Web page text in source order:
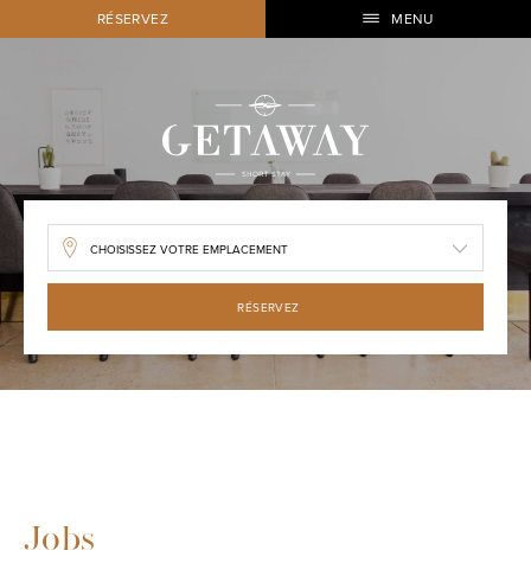
RÉSERVEZ MENU
RÉSERVEZ
Jobs